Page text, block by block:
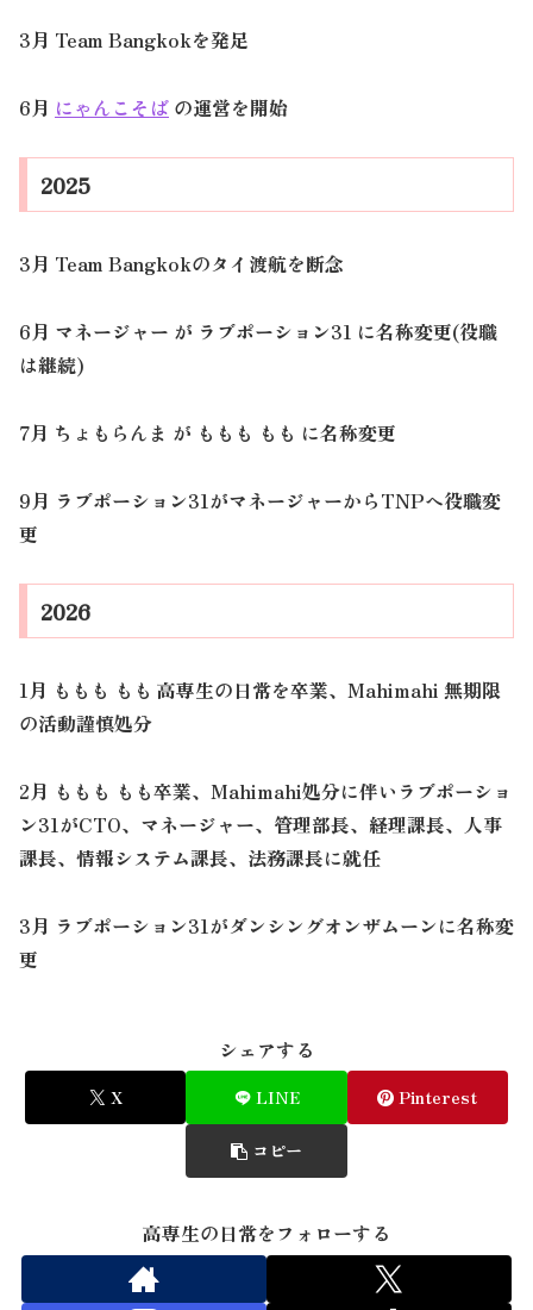
3月 Team Bangkokを発足
6月 にゃんこそば の運営を開始
2025
3月 Team Bangkokのタイ渡航を断念
6月 マネージャー が ラブポーション31 に名称変更(役職
は継続)
7月 ちょもらんま が ももも もも に名称変更
9月 ラブポーション31がマネージャーからTNPへ役職変
更
2026
1月 ももも もも 高専生の日常を卒業、Mahimahi 無期限
の活動謹慎処分
2月 ももも もも卒業、Mahimahi処分に伴いラブポーショ
ン31がCTO、マネージャー、管理部長、経理課長、人事
課長、情報システム課長、法務課長に就任
3月 ラブポーション31がダンシングオンザムーンに名称変
更
シェアする
X LINE Pinterest
コピー
高専生の日常をフォローする